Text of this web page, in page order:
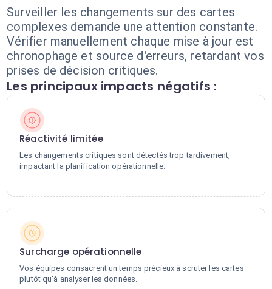
Surveiller les changements sur des cartes
complexes demande une attention constante.
Vérifier manuellement chaque mise à jour est
chronophage et source d'erreurs, retardant vos
prises de décision critiques.
Les principaux impacts négatifs :
Réactivité limitée
Les changements critiques sont détectés trop tardivement,
impactant la planification opérationnelle.
Surcharge opérationnelle
Vos équipes consacrent un temps précieux à scruter les cartes
plutôt qu'à analyser les données.